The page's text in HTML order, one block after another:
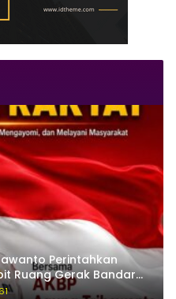
Perintahkan
Ruang Gerak Bandar
Barat